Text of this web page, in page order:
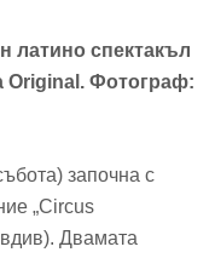
латино спектакъл
Original. Фотограф:
започна с
„Circus
Двамата